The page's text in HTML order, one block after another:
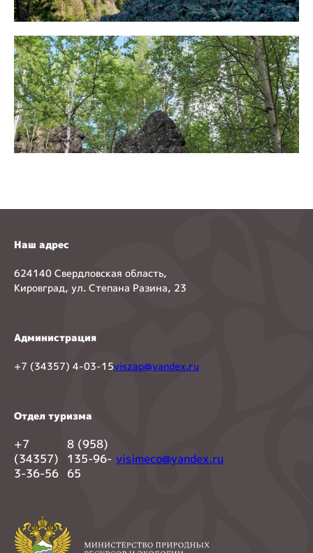
Наш адрес
624140 Свердловская область,
Кировград, ул. Степана Разина, 23
Администрация
+7 (34357) 4-03-15viszap@yandex.ru
Отдел туризма
+7
(34357)
3-36-56
8 (958)
135-96-
65
visimeco@yandex.ru